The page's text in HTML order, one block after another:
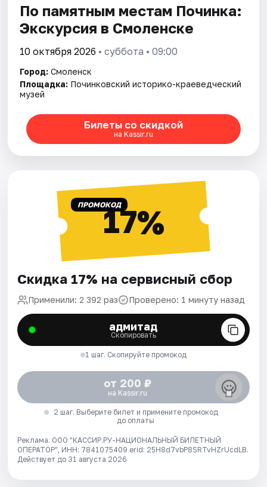
По памятным местам Починка:
Экскурсия в Смоленске
10 октября 2026 • суббота • 09:00
Город: Смоленск
Площадка: Починковский историко-краеведческий
музей
Билеты со скидкой
на Kassir.ru
ПРОМОКОД17%
Скидка 17% на сервисный сбор
Применили: 2 392 раз Проверено: 1 минуту назад
адмитад
Скопировать
1 шаг. Скопируйте промокод
от 200 ₽
на Kassir.ru
2 шаг. Выберите билет и примените промокод
до оплаты
Реклама. ООО "КАССИР.РУ-НАЦИОНАЛЬНЫЙ БИЛЕТНЫЙ
ОПЕРАТОР", ИНН: 7841075409 erid: 25H8d7vbP8SRTvHZrUcdLB.
Действует до 31 августа 2026